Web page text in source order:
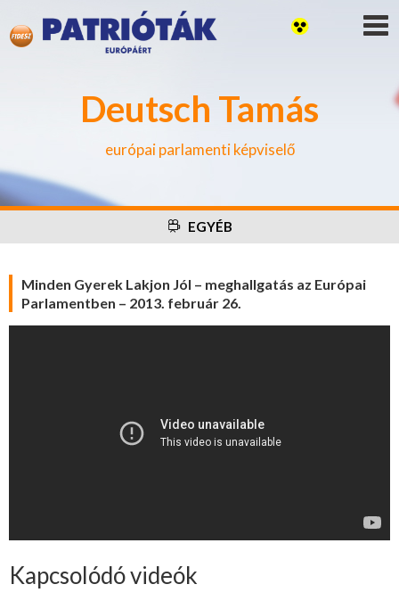
Deutsch Tamás
európai parlamenti képviselő
EGYÉB
Minden Gyerek Lakjon Jól – meghallgatás az Európai
Parlamentben – 2013. február 26.
Kapcsolódó videók